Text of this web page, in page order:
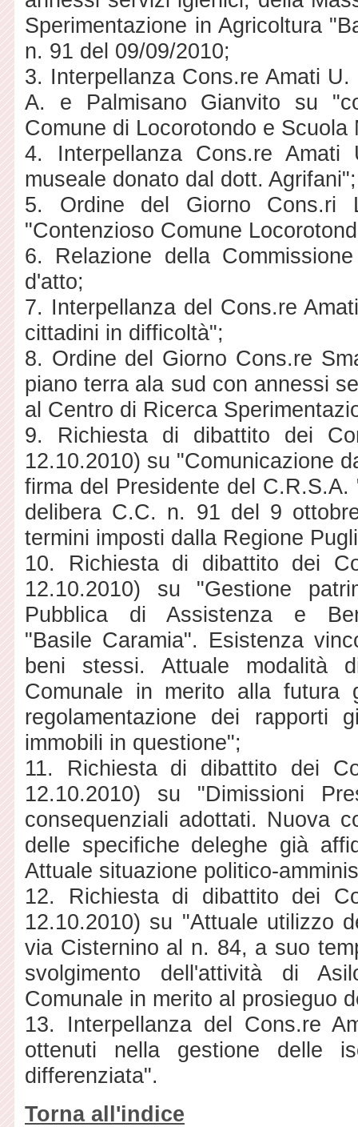
Sperimentazione in Agricoltura
n. 91 del 09/09/2010;
3. Interpellanza Cons.re Amati
A. e Palmisano Gianvito su
Comune di Locorotondo e Scuola
4. Interpellanza Cons.re
museale donato dal dott. Agrifani";
5. Ordine del Giorno Cons.ri
"Contenzioso Comune
6. Relazione della
d'atto;
7. Interpellanza del Cons.re
cittadini in difficoltà";
8. Ordine del Giorno Cons.re
piano terra ala sud con annessi
al Centro di Ricerca
9. Richiesta di dibattito dei
12.10.2010) su "Comunicazione
firma del Presidente del
delibera C.C. n. 91 del 9
termini imposti dalla Regione
10. Richiesta di dibattito dei
12.10.2010) su "Gestione
Pubblica di Assistenza e
"Basile Caramia". Esistenza
beni stessi. Attuale modalità
Comunale in merito alla futura
regolamentazione dei rapporti
immobili in questione";
11. Richiesta di dibattito dei
12.10.2010) su "Dimissioni
consequenziali adottati. Nuova
delle specifiche deleghe già
Attuale situazione politico-
12. Richiesta di dibattito dei
12.10.2010) su "Attuale utilizzo
via Cisternino al n. 84, a suo
svolgimento dell'attività di
Comunale in merito al prosieguo
13. Interpellanza del Cons.re
ottenuti nella gestione delle
differenziata".
Torna all'indice